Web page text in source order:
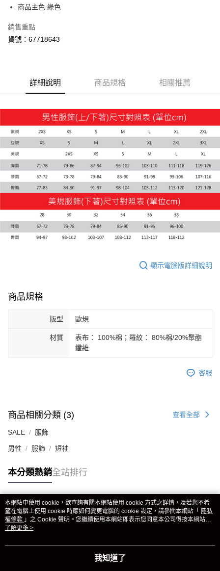
街口支付
悠遊付
Google Pay
運送方式
每筆NT$100，滿NT$1,800(含以上)免運費
付款後7-11取貨
每筆NT$100，滿NT$1,800(含以上)免運費
宅配(離島恕不配送)
每筆NT$150，滿NT$1,800(含以上)免運費
宅配貨到付款(離島恕不配送)
商品主色:綠色
銷售重點
貨號：67718643
詳細說明 商品規格 相關推薦
顯示電腦版詳細說明
商品規格
版型 歐規
材質
表布： 100%棉；羅紋： 80%棉/20%聚酯
纖維
客服
商品相關分類 (3) 查看全部
SALE 服飾
男性 服飾 短袖
本分類熱銷全站排行
熱門標籤
本網站中使用 cookie，欲查詢有關本網站使用 cookie 方式之詳情，及若您不希
望在電腦上使用 cookie 時應如何變更電腦的 cookie 設定，請參閱本網站「 隱私
權條款 」之 Cookie 聲明。您繼續使用本網站即表示您同意本公司得按本網站使
用條款之 Cookie 聲明使用 cookie。
了解更多 >
我知道了